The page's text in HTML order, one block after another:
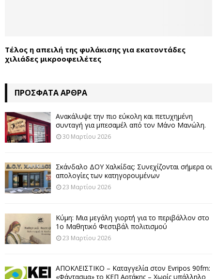
Τέλος η απειλή της φυλάκισης για εκατοντάδες
χιλιάδες μικροοφειλέτες
ΠΡΌΣΦΑΤΑ ΆΡΘΡΑ
Ανακάλυψε την πιο εύκολη και πετυχημένη
συνταγή για μπεσαμέλ από τον Μάνο Μανώλη.
30 Μαρτίου 2026
Σκάνδαλο ΔΟΥ Χαλκίδας: Συνεχίζονται σήμερα οι
απολογίες των κατηγορουμένων
23 Μαρτίου 2026
Κύμη: Μια μεγάλη γιορτή για το περιβάλλον στο
1ο Μαθητικό Φεστιβάλ πολιτισμού
23 Μαρτίου 2026
ΑΠΟΚΛΕΙΣΤΙΚΟ – Καταγγελία στον Evripos 90fm:
«Φάντασμα» το ΚΕΠ Αρτάκης – Χωρίς υπάλληλο